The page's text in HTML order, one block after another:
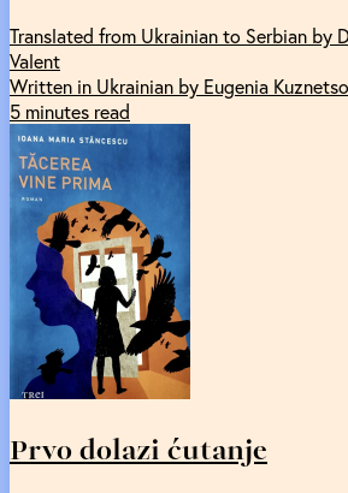
Translated from Ukrainian to Serbian by
Valent
Written in Ukrainian by Eugenia
5 minutes read
Prvo dolazi ćutanje